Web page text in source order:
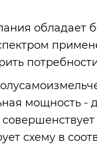
обладает
мощность -
схему в